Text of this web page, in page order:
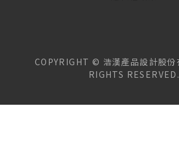
COPYRIGHT © 浩漢產品設計股份
RIGHTS RESERVED.